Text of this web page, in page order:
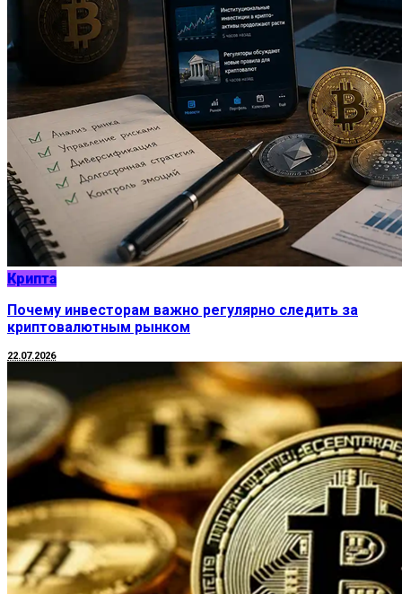
Крипта
Почему инвесторам важно регулярно следить за
криптовалютным рынком
22.07.2026